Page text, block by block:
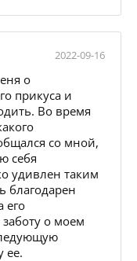
2022-09-16
о
прикуса и
Во время
со мной,
себя
удивлен таким
его
о моем
ее.